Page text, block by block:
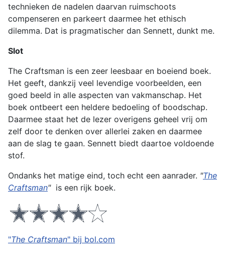
technieken de nadelen daarvan ruimschoots
compenseren en parkeert daarmee het ethisch
dilemma. Dat is pragmatischer dan Sennett, dunkt me.
Slot
The Craftsman is een zeer leesbaar en boeiend boek.
Het geeft, dankzij veel levendige voorbeelden, een
goed beeld in alle aspecten van vakmanschap. Het
boek ontbeert een heldere bedoeling of boodschap.
Daarmee staat het de lezer overigens geheel vrij om
zelf door te denken over allerlei zaken en daarmee
aan de slag te gaan. Sennett biedt daartoe voldoende
stof.
Ondanks het matige eind, toch echt een aanrader. "The
Craftsman" is een rijk boek.
"The Craftsman" bij bol.com